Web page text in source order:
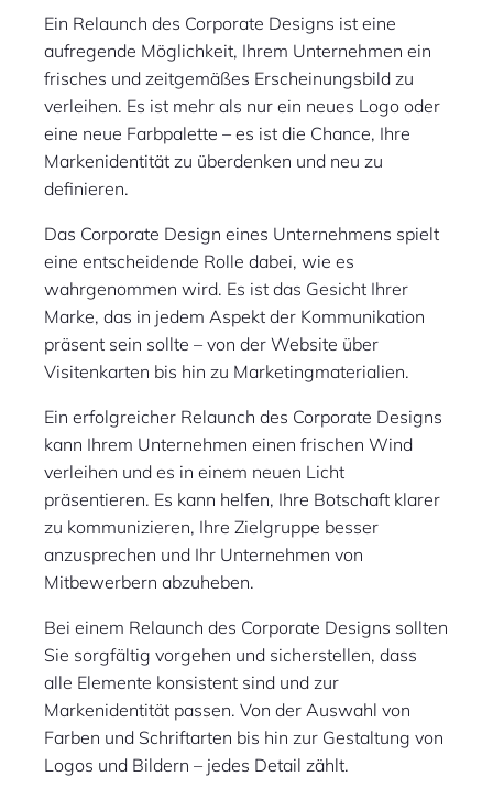
Ein Relaunch des Corporate Designs ist eine
aufregende Möglichkeit, Ihrem Unternehmen ein
frisches und zeitgemäßes Erscheinungsbild zu
verleihen. Es ist mehr als nur ein neues Logo oder
eine neue Farbpalette – es ist die Chance, Ihre
Markenidentität zu überdenken und neu zu
definieren.
Das Corporate Design eines Unternehmens spielt
eine entscheidende Rolle dabei, wie es
wahrgenommen wird. Es ist das Gesicht Ihrer
Marke, das in jedem Aspekt der Kommunikation
präsent sein sollte – von der Website über
Visitenkarten bis hin zu Marketingmaterialien.
Ein erfolgreicher Relaunch des Corporate Designs
kann Ihrem Unternehmen einen frischen Wind
verleihen und es in einem neuen Licht
präsentieren. Es kann helfen, Ihre Botschaft klarer
zu kommunizieren, Ihre Zielgruppe besser
anzusprechen und Ihr Unternehmen von
Mitbewerbern abzuheben.
Bei einem Relaunch des Corporate Designs sollten
Sie sorgfältig vorgehen und sicherstellen, dass
alle Elemente konsistent sind und zur
Markenidentität passen. Von der Auswahl von
Farben und Schriftarten bis hin zur Gestaltung von
Logos und Bildern – jedes Detail zählt.